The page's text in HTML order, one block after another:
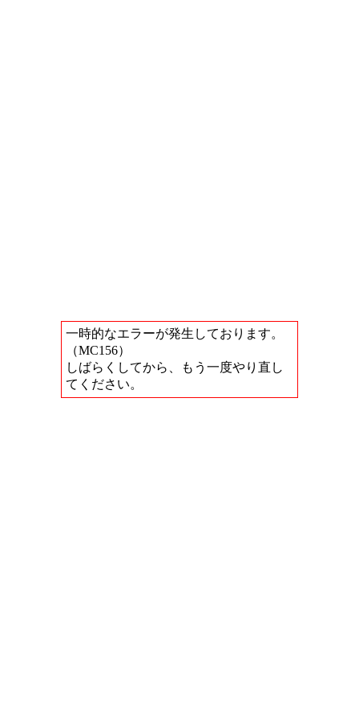
一時的なエラーが発生しております。
（MC156）
しばらくしてから、もう一度やり直し
てください。